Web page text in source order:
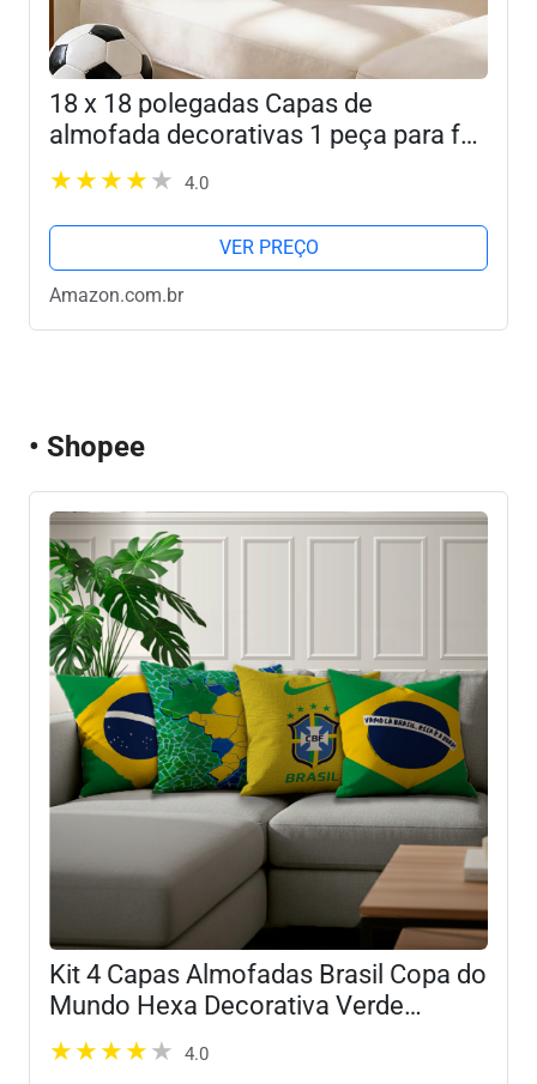
18 x 18 polegadas Capas de
almofada decorativas 1 peça para fãs
da Copa do Mundo de Futebol de
2026, capas de almofadas bordadas
para sofá-cama, quarto, dia...
4.0
VER PREÇO
Amazon.com.br
• Shopee
Kit 4 Capas Almofadas Brasil Copa do
Mundo Hexa Decorativa Verde
Amarela 45x45 Lançamento Bibi
Painéis
4.0